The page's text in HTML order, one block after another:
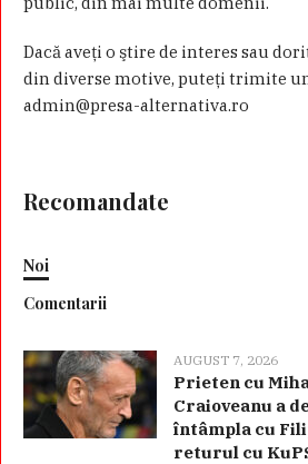
Dacă aveţi o ştire de interes sau
din diverse motive, puteţi trimite
admin@presa-alternativa.ro
Recomandate
Noi
Comentarii
AUGUST 7, 2026
Prieten cu
Craioveanu a
întâmpla cu
returul cu